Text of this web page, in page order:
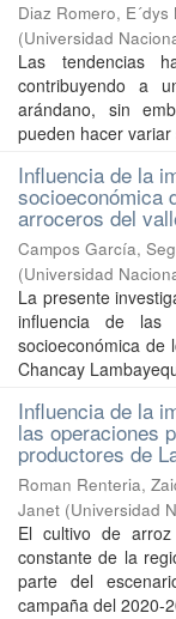
Diaz Romero, E´dys
(Universidad
Las tendencias
contribuyendo a
arándano, sin
pueden hacer
Influencia de la
socioeconómica
arroceros del
Campos García,
(Universidad
La presente
influencia de las
socioeconómica de
Chancay
Influencia de la
las operaciones
productores de
Roman Renteria,
Janet (Universidad
El cultivo de
constante de la
parte del
campaña del 2020-